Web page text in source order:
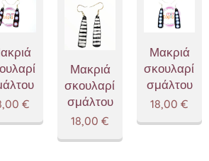
€
Μακριά
σκουλαρίκια
σμάλτου
18,00 €
Μακριά
σμάλτου
18,00 €